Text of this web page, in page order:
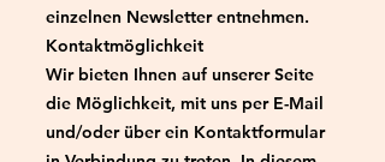
einzelnen Newsletter entnehmen.
Kontaktmöglichkeit
Wir bieten Ihnen auf unserer Seite
die Möglichkeit, mit uns per E-Mail
und/oder über ein Kontaktformular